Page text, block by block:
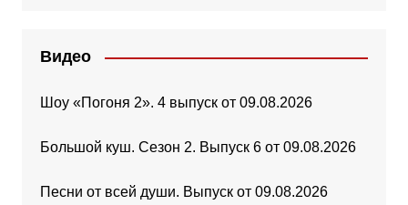
Видео
Шоу «Погоня 2». 4 выпуск от 09.08.2026
Большой куш. Сезон 2. Выпуск 6 от 09.08.2026
Песни от всей души. Выпуск от 09.08.2026